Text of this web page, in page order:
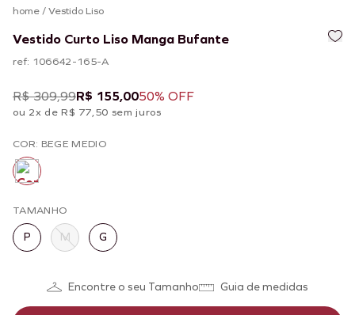
home/Vestido Liso
Vestido Curto Liso Manga Bufante
ref: 106642-165-A
R$ 309,99R$ 155,0050% OFF
ou 2x de R$ 77,50 sem juros
COR: BEGE MEDIO
TAMANHO
P M G
Encontre o seu Tamanho Guia de medidas